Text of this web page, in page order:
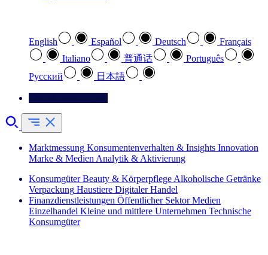
English Español Deutsch
Français
Italiano
普通话
Português
Pусский
日本語
Marktmessung Konsumentenverhalten & Insights Innovation
Marke & Medien Analytik & Aktivierung
Konsumgüter Beauty & Körperpflege Alkoholische Getränke
Verpackung Haustiere Digitaler Handel
Finanzdienstleistungen Öffentlicher Sektor Medien
Einzelhandel Kleine und mittlere Unternehmen Technische
Konsumgüter